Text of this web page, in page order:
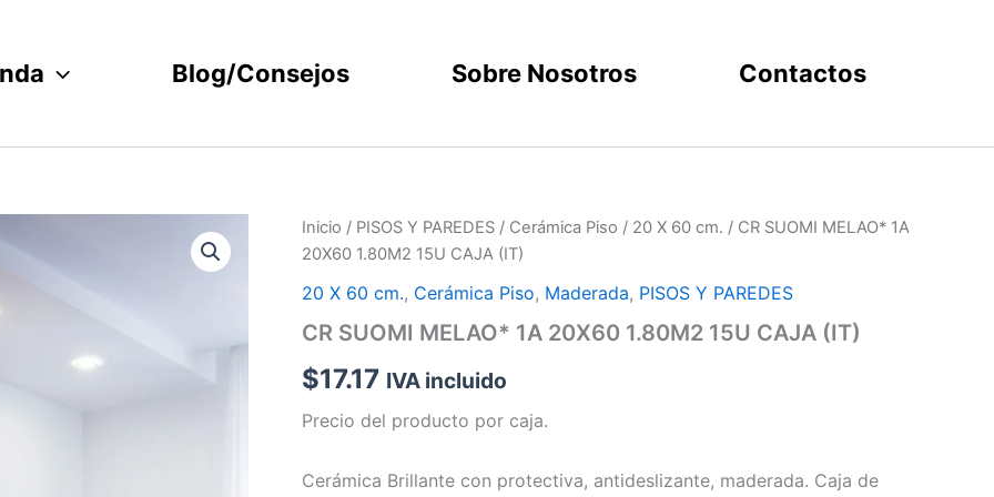
Blog/Consejos Sobre Nosotros Contactos
Inicio / PISOS Y PAREDES / Cerámica Piso / 20 X 60 cm. / CR SUOMI MELAO* 1A
20X60 1.80M2 15U CAJA (IT)
20 X 60 cm., Cerámica Piso, Maderada, PISOS Y PAREDES
CR SUOMI MELAO* 1A 20X60 1.80M2 15U CAJA (IT)
$17.17 IVA incluido
Precio del producto por caja.
Cerámica Brillante con protectiva, antideslizante, maderada. Caja de
CR
SUOMI
1A
1.80M2
CAJA
cantidad